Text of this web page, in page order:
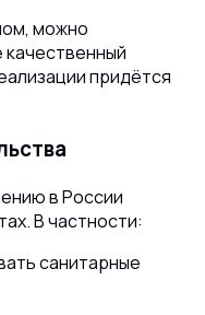
можно
качественный
придётся
в России
В частности:
санитарные